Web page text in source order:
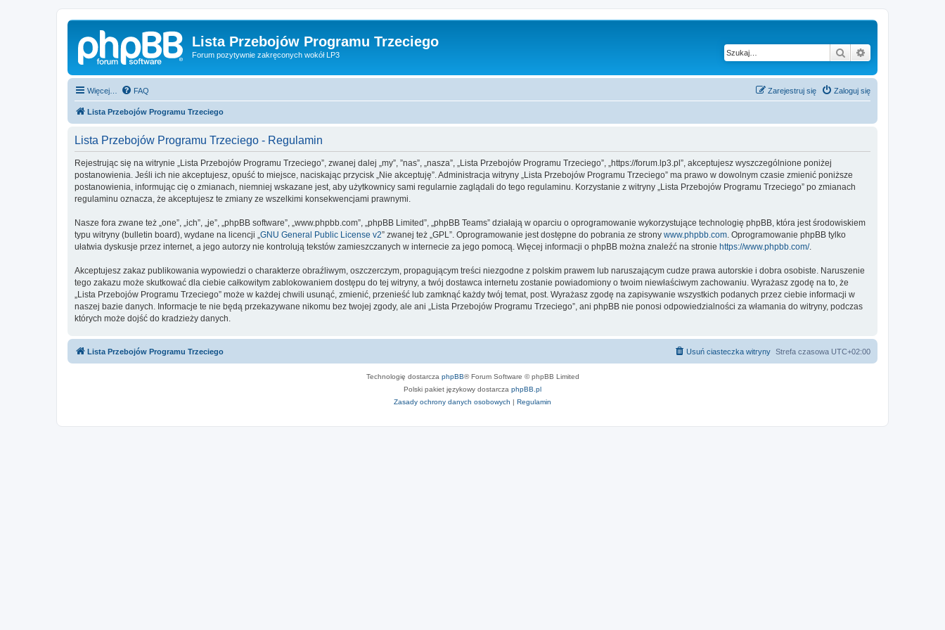
Lista Przebojów Programu Trzeciego
Forum pozytywnie zakręconych wokół LP3 Szukaj
Więcej… FAQ Zaloguj się
Zarejestruj się
Lista Przebojów Programu Trzeciego
Lista Przebojów Programu Trzeciego - Regulamin
Rejestrując się na witrynie „Lista Przebojów Programu Trzeciego”, zwanej dalej „my”, ”nas”, „nasza”, „Lista Przebojów Programu Trzeciego”, „https://forum.lp3.pl”, akceptujesz wyszczególnione poniżej
postanowienia. Jeśli ich nie akceptujesz, opuść to miejsce, naciskając przycisk „Nie akceptuję”. Administracja witryny „Lista Przebojów Programu Trzeciego” ma prawo w dowolnym czasie zmienić poniższe
postanowienia, informując cię o zmianach, niemniej wskazane jest, aby użytkownicy sami regularnie zaglądali do tego regulaminu. Korzystanie z witryny „Lista Przebojów Programu Trzeciego” po zmianach
regulaminu oznacza, że akceptujesz te zmiany ze wszelkimi konsekwencjami prawnymi.
Nasze fora zwane też „one”, „ich”, „je”, „phpBB software”, „www.phpbb.com”, „phpBB Limited”, „phpBB Teams” działają w oparciu o oprogramowanie wykorzystujące technologię phpBB, która jest środowiskiem
typu witryny (bulletin board), wydane na licencji „ GNU General Public License v2” zwanej też „GPL”. Oprogramowanie jest dostępne do pobrania ze strony www.phpbb.com . Oprogramowanie phpBB tylko
ułatwia dyskusje przez internet, a jego autorzy nie kontrolują tekstów zamieszczanych w internecie za jego pomocą. Więcej informacji o phpBB można znaleźć na stronie https://www.phpbb.com/.
Akceptujesz zakaz publikowania wypowiedzi o charakterze obraźliwym, oszczerczym, propagującym treści niezgodne z polskim prawem lub naruszającym cudze prawa autorskie i dobra osobiste. Naruszenie
tego zakazu może skutkować dla ciebie całkowitym zablokowaniem dostępu do tej witryny, a twój dostawca internetu zostanie powiadomiony o twoim niewłaściwym zachowaniu. Wyrażasz zgodę na to, że
„Lista Przebojów Programu Trzeciego” może w każdej chwili usunąć, zmienić, przenieść lub zamknąć każdy twój temat, post. Wyrażasz zgodę na zapisywanie wszystkich podanych przez ciebie informacji w
naszej bazie danych. Informacje te nie będą przekazywane nikomu bez twojej zgody, ale ani „Lista Przebojów Programu Trzeciego”, ani phpBB nie ponosi odpowiedzialności za włamania do witryny, podczas
których może dojść do kradzieży danych.
Lista Przebojów Programu Trzeciego Strefa czasowa UTC+02:00
Usuń ciasteczka witryny
Technologię dostarcza phpBB® Forum Software © phpBB Limited
Polski pakiet językowy dostarcza phpBB.pl
Zasady ochrony danych osobowych | Regulamin